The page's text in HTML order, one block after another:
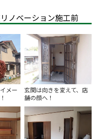
ノベーション施工前
メー
玄関は向きを変えて、店
舗の顔へ！